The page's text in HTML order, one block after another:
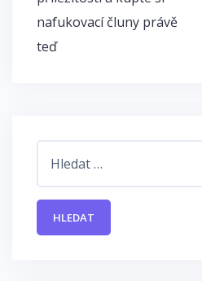
příspěvek
nafukovací čluny právě
teď